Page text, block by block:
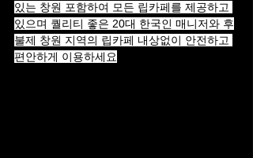
있는 창원 포함하여 모든 립카페를 제공하고
있으며 퀄리티 좋은 20대 한국인 매니저와 후
불제 창원 지역의 립카페 내상없이 안전하고
편안하게 이용하세요